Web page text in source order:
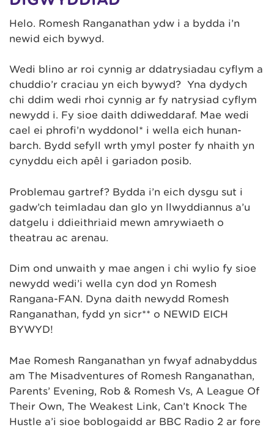
Helo. Romesh Ranganathan ydw i a bydda i’n
newid eich bywyd.
Wedi blino ar roi cynnig ar ddatrysiadau cyflym a
chuddio’r craciau yn eich bywyd? Yna dydych
chi ddim wedi rhoi cynnig ar fy natrysiad cyflym
newydd i. Fy sioe daith ddiweddaraf. Mae wedi
cael ei phrofi’n wyddonol* i wella eich hunan-
barch. Bydd sefyll wrth ymyl poster fy nhaith yn
cynyddu eich apêl i gariadon posib.
Problemau gartref? Bydda i’n eich dysgu sut i
gadw’ch teimladau dan glo yn llwyddiannus a’u
datgelu i ddieithriaid mewn amrywiaeth o
theatrau ac arenau.
Dim ond unwaith y mae angen i chi wylio fy sioe
newydd wedi’i wella cyn dod yn Romesh
Rangana-FAN. Dyna daith newydd Romesh
Ranganathan, fydd yn sicr** o NEWID EICH
BYWYD!
Mae Romesh Ranganathan yn fwyaf adnabyddus
am The Misadventures of Romesh Ranganathan,
Parents’ Evening, Rob & Romesh Vs, A League Of
Their Own, The Weakest Link, Can’t Knock The
Hustle a’i sioe boblogaidd ar BBC Radio 2 ar fore